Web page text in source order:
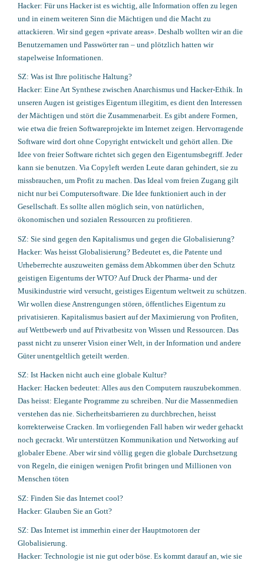
Hacker: Für uns Hacker ist es wichtig, alle Information offen zu legen
und in einem weiteren Sinn die Mächtigen und die Macht zu
attackieren. Wir sind gegen «private areas». Deshalb wollten wir an die
Benutzernamen und Passwörter ran – und plötzlich hatten wir
stapelweise Informationen.
SZ: Was ist Ihre politische Haltung?
Hacker: Eine Art Synthese zwischen Anarchismus und Hacker-Ethik. In
unseren Augen ist geistiges Eigentum illegitim, es dient den Interessen
der Mächtigen und stört die Zusammenarbeit. Es gibt andere Formen,
wie etwa die freien Softwareprojekte im Internet zeigen. Hervorragende
Software wird dort ohne Copyright entwickelt und gehört allen. Die
Idee von freier Software richtet sich gegen den Eigentumsbegriff. Jeder
kann sie benutzen. Via Copyleft werden Leute daran gehindert, sie zu
missbrauchen, um Profit zu machen. Das Ideal vom freien Zugang gilt
nicht nur bei Computersoftware. Die Idee funktioniert auch in der
Gesellschaft. Es sollte allen möglich sein, von natürlichen,
ökonomischen und sozialen Ressourcen zu profitieren.
SZ: Sie sind gegen den Kapitalismus und gegen die Globalisierung?
Hacker: Was heisst Globalisierung? Bedeutet es, die Patente und
Urheberrechte auszuweiten gemäss dem Abkommen über den Schutz
geistigen Eigentums der WTO? Auf Druck der Pharma- und der
Musikindustrie wird versucht, geistiges Eigentum weltweit zu schützen.
Wir wollen diese Anstrengungen stören, öffentliches Eigentum zu
privatisieren. Kapitalismus basiert auf der Maximierung von Profiten,
auf Wettbewerb und auf Privatbesitz von Wissen und Ressourcen. Das
passt nicht zu unserer Vision einer Welt, in der Information und andere
Güter unentgeltlich geteilt werden.
SZ: Ist Hacken nicht auch eine globale Kultur?
Hacker: Hacken bedeutet: Alles aus den Computern rauszubekommen.
Das heisst: Elegante Programme zu schreiben. Nur die Massenmedien
verstehen das nie. Sicherheitsbarrieren zu durchbrechen, heisst
korrekterweise Cracken. Im vorliegenden Fall haben wir weder gehackt
noch gecrackt. Wir unterstützen Kommunikation und Networking auf
globaler Ebene. Aber wir sind völlig gegen die globale Durchsetzung
von Regeln, die einigen wenigen Profit bringen und Millionen von
Menschen töten
SZ: Finden Sie das Internet cool?
Hacker: Glauben Sie an Gott?
SZ: Das Internet ist immerhin einer der Hauptmotoren der
Globalisierung.
Hacker: Technologie ist nie gut oder böse. Es kommt darauf an, wie sie